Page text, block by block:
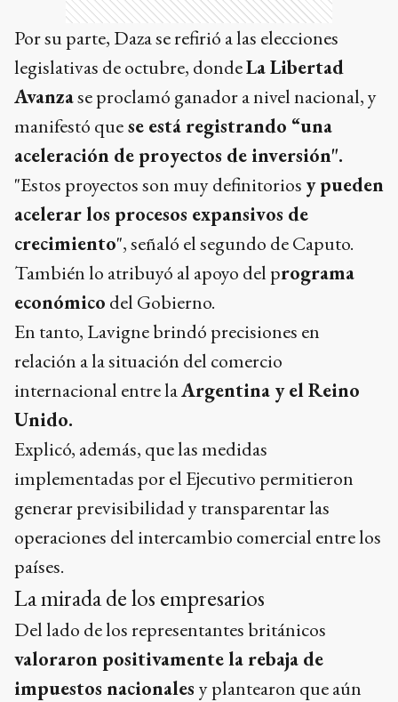
Por su parte, Daza se refirió a las elecciones
legislativas de octubre, dondeLa Libertad
Avanzase proclamó ganador a nivel nacional, y
manifestó quese está registrando “una
aceleración de proyectos de inversión".
"Estos proyectos son muy definitorios y pueden
acelerar los procesos expansivos de
crecimiento", señaló el segundo de Caputo.
También lo atribuyó al apoyo del programa
económico del Gobierno.
En tanto, Lavigne brindó precisiones en
relación a la situación del comercio
internacional entre laArgentina y el Reino
Unido.
Explicó, además, que las medidas
implementadas por el Ejecutivo permitieron
generar previsibilidad y transparentar las
operaciones del intercambio comercial entre los
países.
La mirada de los empresarios
Del lado de los representantes británicos
valoraron positivamente la rebaja de
impuestos nacionales y plantearon que aún